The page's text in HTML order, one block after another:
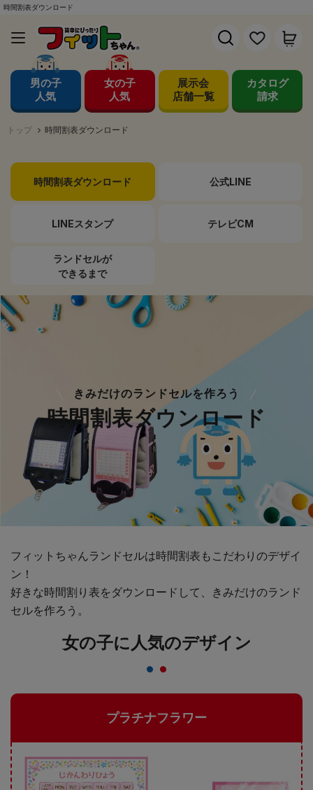
時間割表ダウンロード
男の子
人気
女の子
人気
展示会
店舗一覧
カタログ
請求
トップ 時間割表ダウンロード
時間割表ダウンロード 公式LINE
LINEスタンプ テレビCM
ランドセルが
できるまで
きみだけのランドセルを作ろう
時間割表ダウンロード
フィットちゃんランドセルは時間割表もこだわりのデザイ
ン！
好きな時間割り表をダウンロードして、きみだけのランド
セルを作ろう。
女の子に人気のデザイン
プラチナフラワー